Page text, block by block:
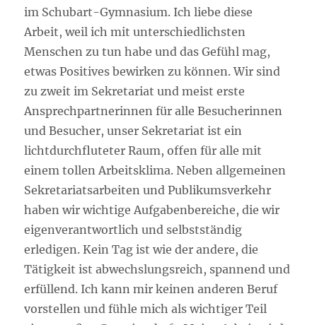
im Schubart-Gymnasium. Ich liebe diese
Arbeit, weil ich mit unterschiedlichsten
Menschen zu tun habe und das Gefühl mag,
etwas Positives bewirken zu können. Wir sind
zu zweit im Sekretariat und meist erste
Ansprechpartnerinnen für alle Besucherinnen
und Besucher, unser Sekretariat ist ein
lichtdurchfluteter Raum, offen für alle mit
einem tollen Arbeitsklima. Neben allgemeinen
Sekretariatsarbeiten und Publikumsverkehr
haben wir wichtige Aufgabenbereiche, die wir
eigenverantwortlich und selbstständig
erledigen. Kein Tag ist wie der andere, die
Tätigkeit ist abwechslungsreich, spannend und
erfüllend. Ich kann mir keinen anderen Beruf
vorstellen und fühle mich als wichtiger Teil